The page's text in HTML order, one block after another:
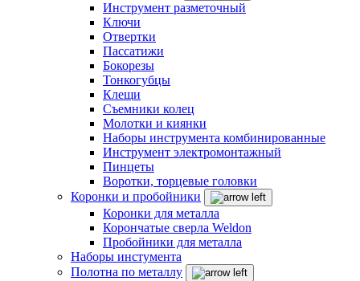
Инструмент разметочный
Ключи
Отвертки
Пассатижи
Бокорезы
Тонкогубцы
Клещи
Съемники колец
Молотки и киянки
Наборы инструмента комбинированные
Инструмент электромонтажный
Пинцеты
Воротки, торцевые головки
Коронки и пробойники
Коронки для металла
Корончатые сверла Weldon
Пробойники для металла
Наборы инстумента
Полотна по металлу